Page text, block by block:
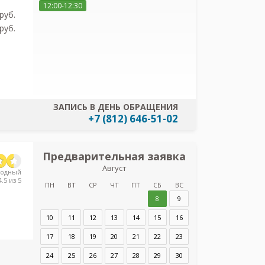
12:00-12:30
ЗАПИСЬ В ДЕНЬ ОБРАЩЕНИЯ
+7 (812) 646-51-02
из 5
Предварительная заявка
Август
ПН ВТ СР ЧТ ПТ СБ
ВС
8
9
10 11 12 13 14 15 16
17 18 19 20 21 22 23
24 25 26 27 28 29 30